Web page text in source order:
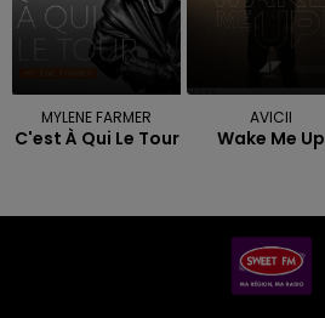
MYLENE FARMER
C'est À Qui Le Tour
AVICII
Wake Me Up